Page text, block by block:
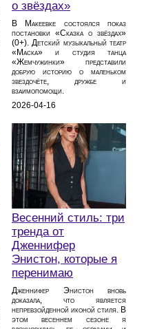
о звёздах»
В Макеевке состоялся показ
постановки «Сказка о звёздах»
(0+). Детский музыкальный театр
«Маска» и студия танца
«Жемчужинки» представили
добрую историю о маленьком
звездочёте, дружбе и
взаимопомощи.
2026-04-16
Весенний стиль: три
тренда от
Дженнифер
Энистон, которые я
перенимаю
Дженнифер Энистон вновь
доказала, что является
непревзойденной иконой стиля. В
этом весеннем сезоне я